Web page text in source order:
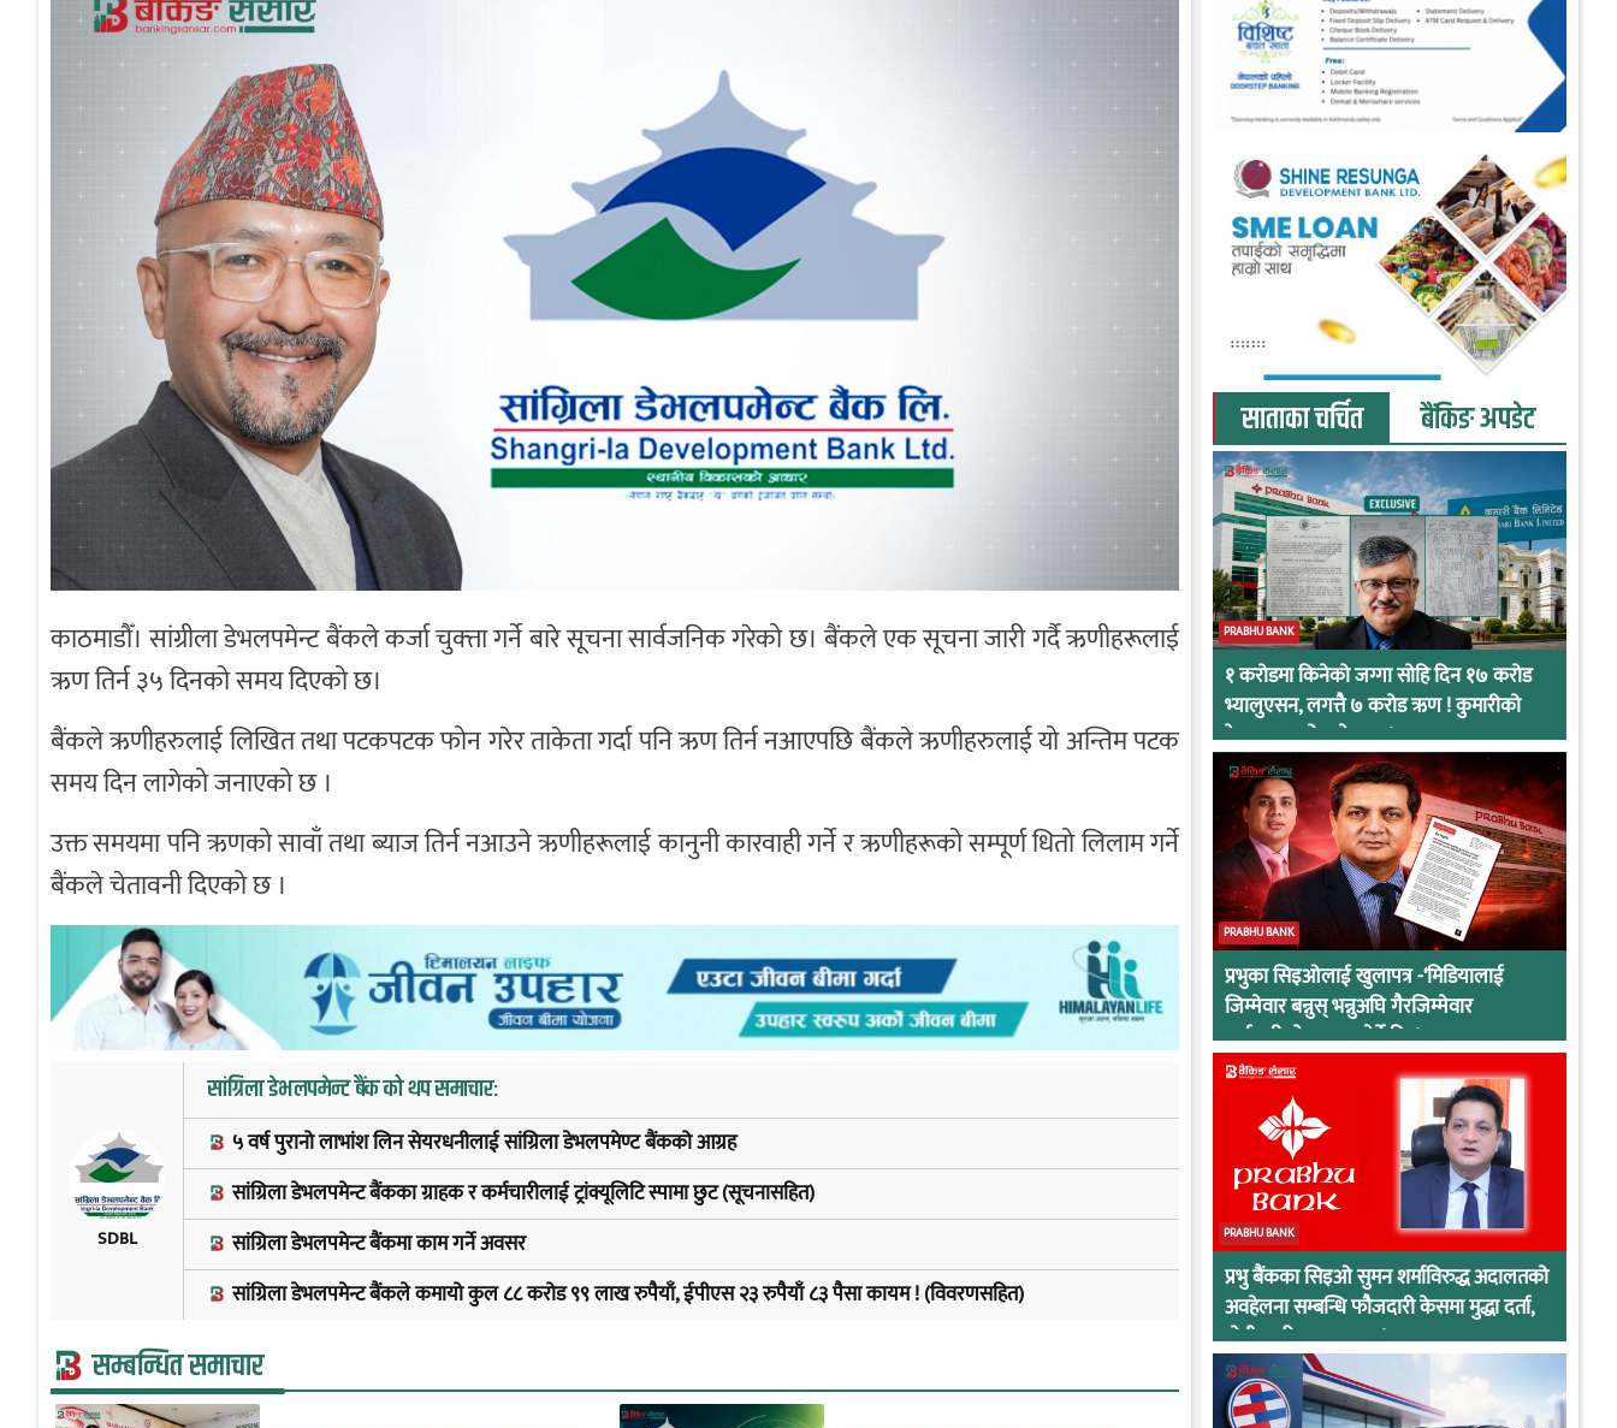
काठमाडौँ। सांग्रीला डेभलपमेन्ट बैंकले कर्जा चुक्त्ता गर्ने बारे सूचना सार्वजनिक गरेको छ। बैंकले एक सूचना जारी गर्दै ऋणीहरूलाई
ऋण तिर्न ३५ दिनको समय दिएको छ।
बैंकले ऋणीहरुलाई लिखित तथा पटकपटक फोन गरेर ताकेता गर्दा पनि ऋण तिर्न नआएपछि बैंकले ऋणीहरुलाई यो अन्तिम पटक
समय दिन लागेको जनाएको छ ।
उक्त समयमा पनि ऋणको सावाँ तथा ब्याज तिर्न नआउने ऋणीहरूलाई कानुनी कारवाही गर्ने र ऋणीहरूको सम्पूर्ण धितो लिलाम गर्ने
बैंकले चेतावनी दिएको छ ।
SDBL
सांग्रिला डेभलपमेन्ट बैंक को थप समाचार:
५ वर्ष पुरानो लाभांश लिन सेयरधनीलाई सांग्रिला डेभलपमेण्ट बैंकको आग्रह
सांग्रिला डेभलपमेन्ट बैंकका ग्राहक र कर्मचारीलाई ट्रांक्यूलिटि स्पामा छुट (सूचनासहित)
सांग्रिला डेभलपमेन्ट बैंकमा काम गर्ने अवसर
सांग्रिला डेभलपमेन्ट बैंकले कमायो कुल ८८ करोड ९९ लाख रुपैयाँ, ईपीएस २३ रुपैयाँ ८३ पैसा कायम ! (विवरणसहित)
सम्बन्धित समाचार
साताका चर्चित बैंकिङ अपडेट
PRABHU BANK
१ करोडमा किनेको जग्गा सोहि दिन १७ करोड
भ्यालुएसन, लगत्तै ७ करोड ऋण ! कुमारीको
केसमा प्रभुको कनेक्सन !
PRABHU BANK
प्रभुका सिइओलाई खुलापत्र -‘मिडियालाई
जिम्मेवार बन्नुस् भन्नुअघि गैरजिम्मेवार
कर्मचारीको व्यवहार हेर्ने कि !
PRABHU BANK
प्रभु बैंकका सिइओ सुमन शर्माविरुद्ध अदालतको
अवहेलना सम्बन्धि फौजदारी केसमा मुद्धा दर्ता,
दोषी ठहरिए जान्छ पद !